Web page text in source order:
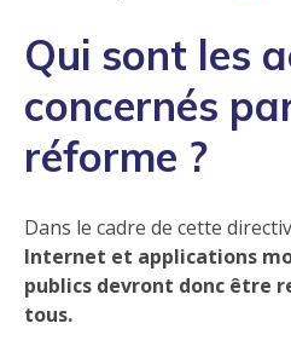
Qui sont les
concernés
réforme ?
Dans le cadre de cette
Internet et applications
publics devront donc être
tous.